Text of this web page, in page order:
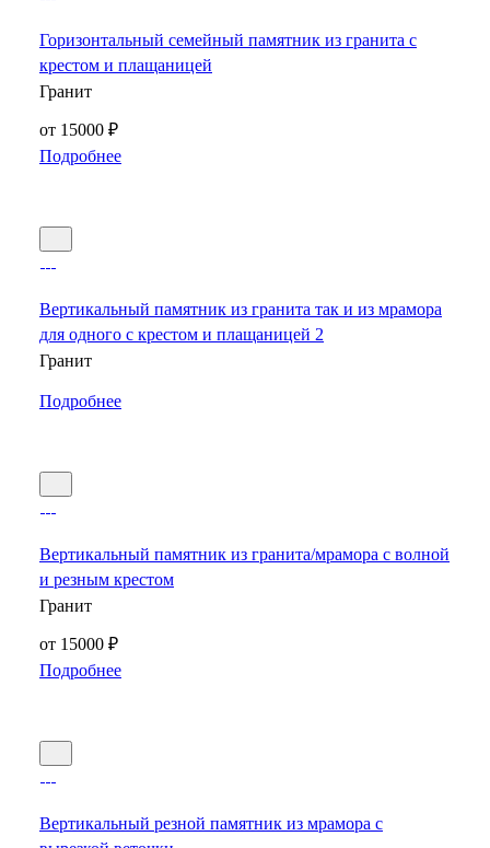
Горизонтальный семейный памятник из гранита с
крестом и плащаницей
Гранит
от 15000 ₽
Подробнее
Вертикальный памятник из гранита так и из мрамора
для одного с крестом и плащаницей 2
Гранит
Подробнее
Вертикальный памятник из гранита/мрамора с волной
и резным крестом
Гранит
от 15000 ₽
Подробнее
Вертикальный резной памятник из мрамора с